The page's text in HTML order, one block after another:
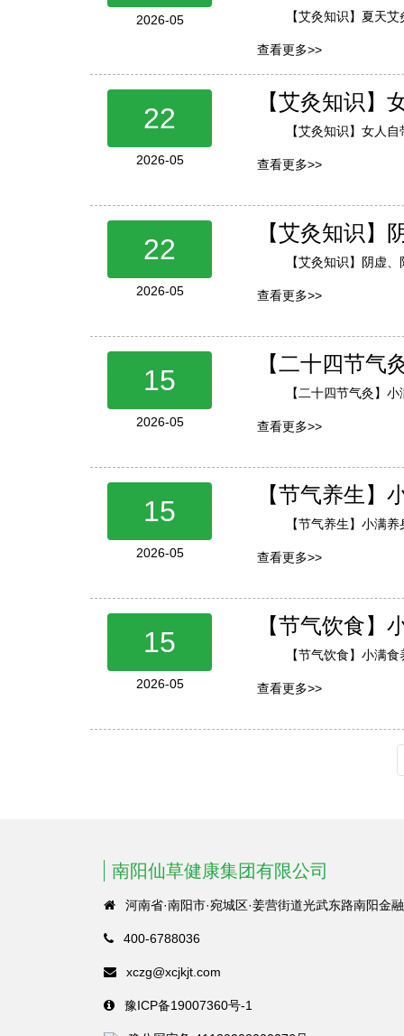
2026-05 【艾灸知识】夏天
查看更多>>
22
2026-05
【艾灸知识】
【艾灸知识】女人
查看更多>>
22
2026-05
【艾灸知识】
【艾灸知识】阴虚
查看更多>>
15
2026-05
【二十四节气
【二十四节气灸】
查看更多>>
15
2026-05
【节气养生】
【节气养生】小满
查看更多>>
15
2026-05
【节气饮食】
【节气饮食】小满
查看更多>>
南阳仙草健康集团有限公司
河南省·南阳市·宛城区·姜营街道光武东路南阳金
400-6788036
xczg@xcjkjt.com
豫ICP备19007360号-1